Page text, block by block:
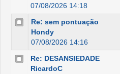
07/08/2026 14:18
Re: sem pontuação
Hondy
07/08/2026 14:16
Re: DESANSIEDADE
RicardoC